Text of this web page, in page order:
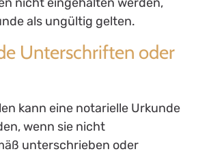
als ungültig gelten.
Unterschriften oder
kann eine notarielle Urkunde
wenn sie nicht
unterschrieben oder